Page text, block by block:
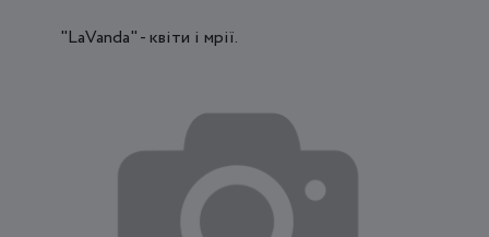
"LaVanda" - квіти і мрії.